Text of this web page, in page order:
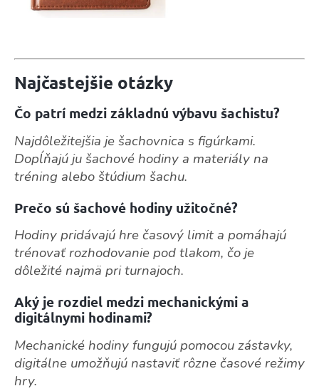
Najčastejšie otázky
Čo patrí medzi základnú výbavu šachistu?
Najdôležitejšia je šachovnica s figúrkami.
Dopĺňajú ju šachové hodiny a materiály na
tréning alebo štúdium šachu.
Prečo sú šachové hodiny užitočné?
Hodiny pridávajú hre časový limit a pomáhajú
trénovať rozhodovanie pod tlakom, čo je
dôležité najmä pri turnajoch.
Aký je rozdiel medzi mechanickými a
digitálnymi hodinami?
Mechanické hodiny fungujú pomocou zástavky,
digitálne umožňujú nastaviť rôzne časové režimy
hry.